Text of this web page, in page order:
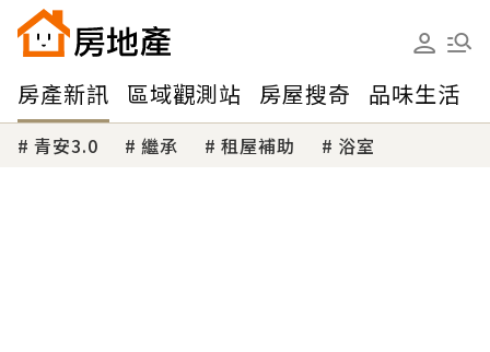
房產新訊 區域觀測站 房屋搜奇 品味生活
青安3.0 繼承 租屋補助 浴室